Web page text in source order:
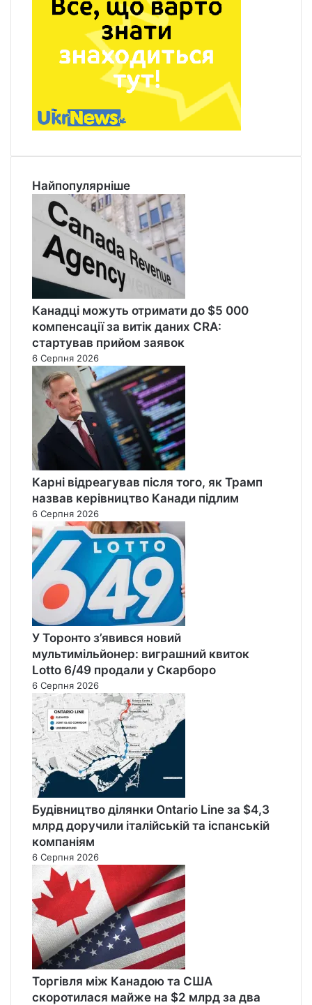
Найпопулярніше
Канадці можуть отримати до $5 000
компенсації за витік даних CRA:
стартував прийом заявок
6 Серпня 2026
Карні відреагував після того, як Трамп
назвав керівництво Канади підлим
6 Серпня 2026
У Торонто з’явився новий
мультимільйонер: виграшний квиток
Lotto 6/49 продали у Скарборо
6 Серпня 2026
Будівництво ділянки Ontario Line за $4,3
млрд доручили італійській та іспанській
компаніям
6 Серпня 2026
Торгівля між Канадою та США
скоротилася майже на $2 млрд за два